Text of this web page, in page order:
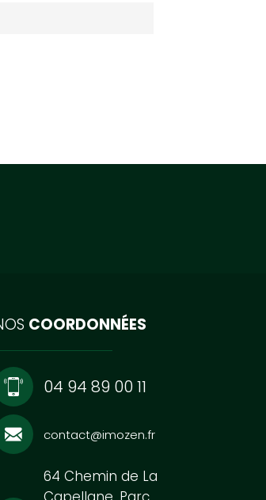
NOS COORDONNÉES
04 94 89 00 11
contact@imozen.fr
64 Chemin de La